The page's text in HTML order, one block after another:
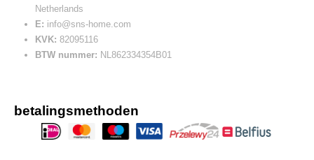
Netherlands
E: info@sns-home.com
KVK: 82095116
BTW nummer: NL862334354B01
betalingsmethoden